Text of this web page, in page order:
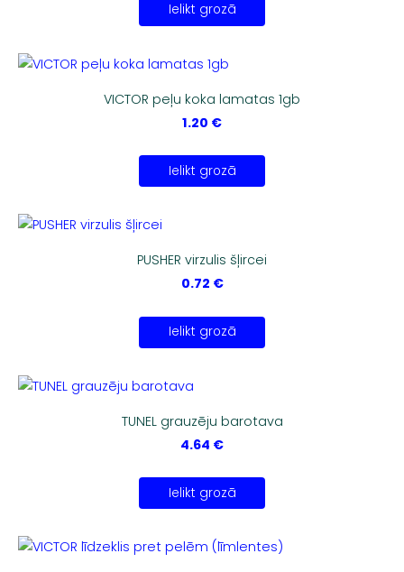
Ielikt grozā
VICTOR peļu koka lamatas 1gb
1.20 €
Ielikt grozā
PUSHER virzulis šļircei
0.72 €
Ielikt grozā
TUNEL grauzēju barotava
4.64 €
Ielikt grozā